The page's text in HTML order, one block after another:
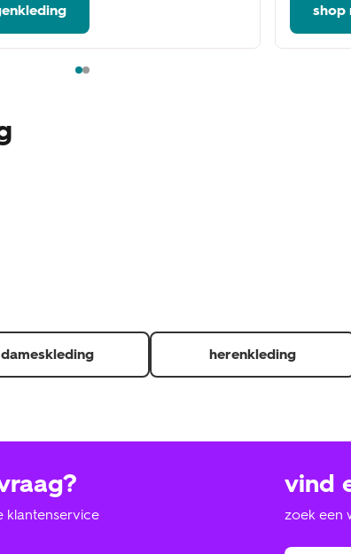
shop
(indien redelijkerwijs mogelijk)
of QR-code voor in de winkel afgehaalde of
ook terug als je deze hebt betaald.
dameskleding herenkleding
klantenservice
vind
zoek een